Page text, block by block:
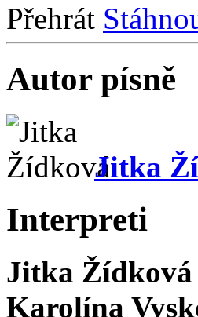
Přehrát
Autor písně
Jitka
Interpreti
Jitka Žídková
Karolína